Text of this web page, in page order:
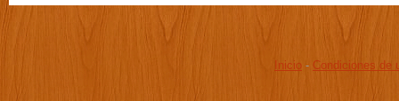
Inicio - Condiciones de